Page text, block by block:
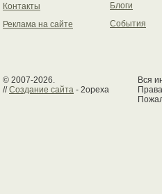
Контакты
Реклама на сайте
Блоги
События
© 2007-2026.
//Создание сайта - 2opexa
Вся